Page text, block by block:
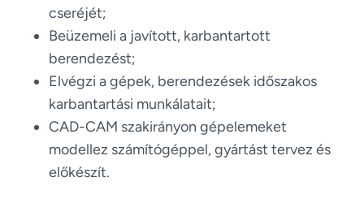
cseréjét;
Beüzemeli a javított, karbantartott
berendezést;
Elvégzi a gépek, berendezések időszakos
karbantartási munkálatait;
CAD-CAM szakirányon gépelemeket
modellez számítógéppel, gyártást tervez és
előkészít.